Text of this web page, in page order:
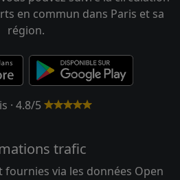
en commun dans Paris et sa
région.
· 4.8/5
trafic
via les données Open